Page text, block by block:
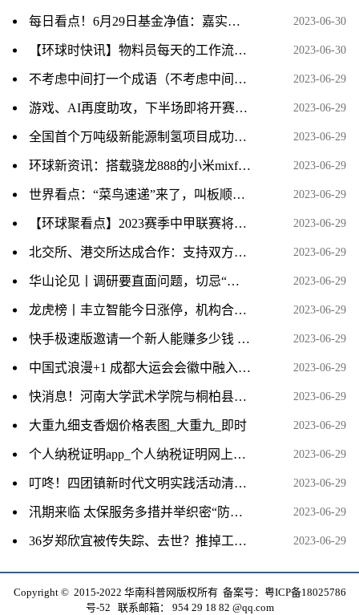
每日看点！6月29日基金净值：嘉实中证500ETF联接A最新净值1.7035，涨0.03% 2023-06-30
【环球时快讯】物料员每天的工作流程 物料员 2023-06-30
不考虑中间打一个成语（不考虑中间打一成语） 2023-06-29
游戏、AI再度助攻，下半场即将开赛，主线在哪儿？ 世界今日报 2023-06-29
全国首个万吨级新能源制氢项目成功制取第一方“绿氢” 2023-06-29
环球新资讯：搭载骁龙888的小米mixfold正常使用中又无法开机了，到底是骁龙还是小米的问题呢？ 2023-06-29
世界看点：“菜鸟速递”来了，叫板顺丰京东，消费者淘宝购物到手将更快？ 2023-06-29
【环球聚看点】2023赛季中甲联赛将在枣庄市民体育中心举行 2023-06-29
北交所、港交所达成合作：支持双方市场符合条件的已上市公司在对方市场申请上市 2023-06-29
华山论见丨调研要直面问题，切忌“隔靴搔痒”_全球观天下 2023-06-29
龙虎榜丨丰立智能今日涨停，机构合计净买入1403.49万元，著名刺客买入2114.63万元 全球速讯 2023-06-29
快手极速版邀请一个新人能赚多少钱 全球观速讯 2023-06-29
中国式浪漫+1 成都大运会会徽中融入凤凰元素 2023-06-29
快消息！河南大学武术学院与桐柏县深化校地合作 推动全民健身迈上新台阶 2023-06-29
大重九细支香烟价格表图_大重九_即时 2023-06-29
个人纳税证明app_个人纳税证明网上打印 2023-06-29
叮咚！四团镇新时代文明实践活动清单（7月）已派送，请查收！-天天播报 2023-06-29
汛期来临 太保服务多措并举织密“防护网” 2023-06-29
36岁郑欣宜被传失踪、去世？推掉工作玩隐身或想自立门户 2023-06-29
Copyright © 2015-2022 华南科普网版权所有 备案号： 粤ICP备18025786
号-52 联系邮箱： 954 29 18 82 @qq.com